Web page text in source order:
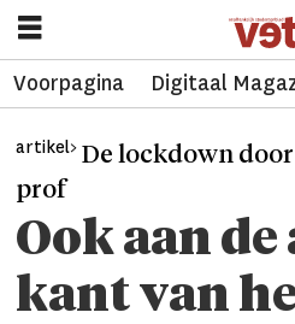
Voorpagina Digitaal
artikel> De lockdown door
prof
Ook aan de
kant van